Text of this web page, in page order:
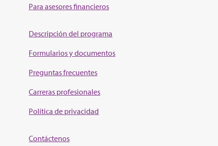
Para asesores financieros
Descripción del programa
Formularios y documentos
Preguntas frecuentes
Carreras profesionales
Política de privacidad
Contáctenos